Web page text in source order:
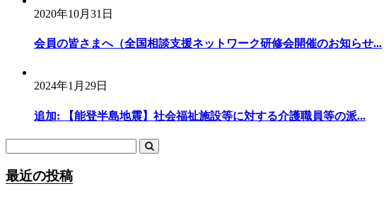
2020年10月31日
会員の皆さまへ（全国相談支援ネットワーク研修会開催のお知らせ...
2024年1月29日
追加: 【能登半島地震】社会福祉施設等に対する介護職員等の派...
最近の投稿